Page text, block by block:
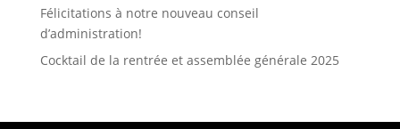
Félicitations à notre nouveau conseil
d’administration!
Cocktail de la rentrée et assemblée générale 2025